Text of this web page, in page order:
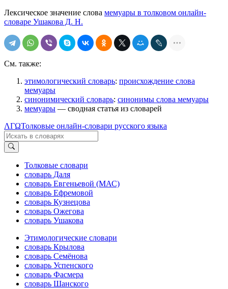
Лексическое значение слова мемуары в толковом онлайн-
словаре Ушакова Д. Н.
См. также:
этимологический словарь: происхождение слова
мемуары
синонимический словарь: синонимы слова мемуары
мемуары — сводная статья из словарей
ΛΓΩТолковые онлайн-словари русского языка
Толковые словари
словарь Даля
словарь Евгеньевой (МАС)
словарь Ефремовой
словарь Кузнецова
словарь Ожегова
словарь Ушакова
Этимологические словари
словарь Крылова
словарь Семёнова
словарь Успенского
словарь Фасмера
словарь Шанского